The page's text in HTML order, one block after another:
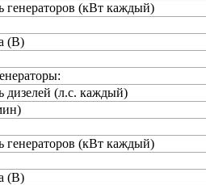
(кВт каждый)
(В)
(л.с. каждый)
(кВт каждый)
(В)